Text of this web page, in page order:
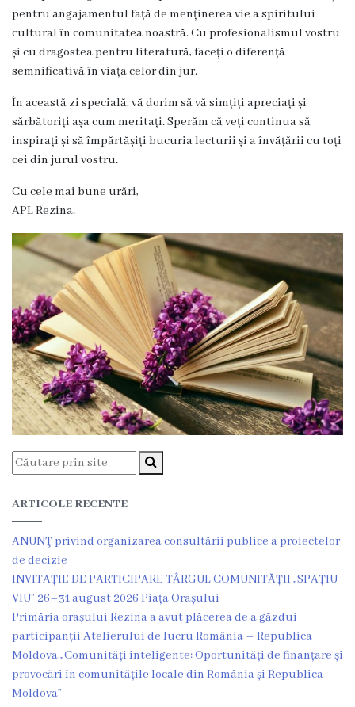
Dispozițiile
primarului
Plăți
salariale
încasate
subordonate
Grădinița
nr.1
,,Leagănul
copilăriei”
Grădinița
nr.2
,,Andrieș”
Grădinița
nr.5
,,Bucuria”
Grădinița
nr.6
,,Cocoșelul
de
Aur”
pentru angajamentul față de menținerea vie a spiritului
cultural în comunitatea noastră. Cu profesionalismul vostru
și cu dragostea pentru literatură, faceți o diferență
semnificativă în viața celor din jur.
În această zi specială, vă dorim să vă simțiți apreciați și
sărbătoriți așa cum meritați. Sperăm că veți continua să
inspirați și să împărtășiți bucuria lecturii și a învățării cu toți
cei din jurul vostru.
Cu cele mai bune urări,
APL Rezina.
ARTICOLE RECENTE
ANUNŢ privind organizarea consultării publice a proiectelor
de decizie
INVITAȚIE DE PARTICIPARE TÂRGUL COMUNITĂȚII „SPAȚIU
VIU” 26–31 august 2026 Piața Orașului
Primăria orașului Rezina a avut plăcerea de a găzdui
participanții Atelierului de lucru România – Republica
Moldova „Comunități inteligente: Oportunități de finanțare și
provocări în comunitățile locale din România și Republica
Moldova”